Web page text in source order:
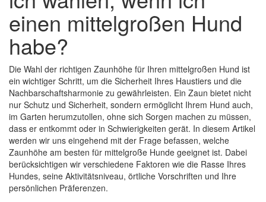
einen mittelgroßen Hund
habe?
Die Wahl der richtigen Zaunhöhe für Ihren mittelgroßen Hund ist
ein wichtiger Schritt, um die Sicherheit Ihres Haustiers und die
Nachbarschaftsharmonie zu gewährleisten. Ein Zaun bietet nicht
nur Schutz und Sicherheit, sondern ermöglicht Ihrem Hund auch,
im Garten herumzutollen, ohne sich Sorgen machen zu müssen,
dass er entkommt oder in Schwierigkeiten gerät. In diesem Artikel
werden wir uns eingehend mit der Frage befassen, welche
Zaunhöhe am besten für mittelgroße Hunde geeignet ist. Dabei
berücksichtigen wir verschiedene Faktoren wie die Rasse Ihres
Hundes, seine Aktivitätsniveau, örtliche Vorschriften und Ihre
persönlichen Präferenzen.